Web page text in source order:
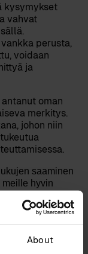
About
kysymykset
vahvat
perusta,
voidaan
ja
oman
merkitys.
johon niin
saaminen
meille hyvin
ja
Dustinin